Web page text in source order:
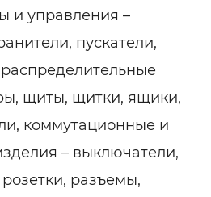
и управления –
пускатели,
щиты, щитки, ящики,
коммутационные и
– выключатели,
разъемы,